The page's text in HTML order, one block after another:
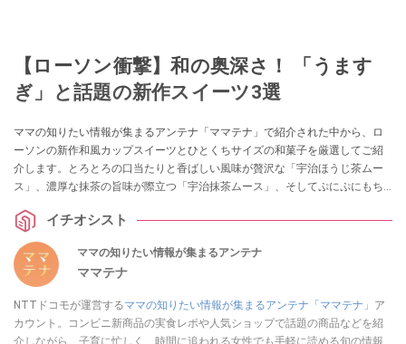
【ローソン衝撃】和の奥深さ！ 「うます
ぎ」と話題の新作スイーツ3選
ママの知りたい情報が集まるアンテナ「ママテナ」で紹介された中から、ロ
ーソンの新作和風カップスイーツとひとくちサイズの和菓子を厳選してご紹
介します。とろとろの口当たりと香ばしい風味が贅沢な「宇治ほうじ茶ムー
ス」、濃厚な抹茶の旨味が際立つ「宇治抹茶ムース」、そしてぷにぷにもち
イチオシスト
ママの知りたい情報が集まるアンテナ
ママテナ
NTTドコモが運営するママの知りたい情報が集まるアンテナ「ママテナ」 ア
カウント。コンビニ新商品の実食レポや人気ショップで話題の商品などを紹
介しながら、子育に忙しく、時間に追われる女性でも手軽に読める旬の情報